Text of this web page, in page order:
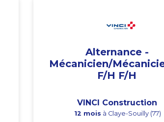
Alternance -
Mécanicien/
F/H F/H
VINCI Construction
12 mois à Claye-Souilly (77)